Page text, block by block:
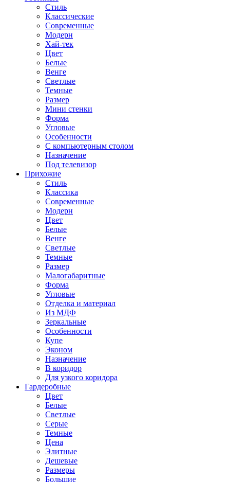
Стиль
Классические
Современные
Модерн
Хай-тек
Цвет
Белые
Венге
Светлые
Темные
Размер
Мини стенки
Форма
Угловые
Особенности
С компьютерным столом
Назначение
Под телевизор
Прихожие
Стиль
Классика
Современные
Модерн
Цвет
Белые
Венге
Светлые
Темные
Размер
Малогабаритные
Форма
Угловые
Отделка и материал
Из МДФ
Зеркальные
Особенности
Купе
Эконом
Назначение
В коридор
Для узкого коридора
Гардеробные
Цвет
Белые
Светлые
Серые
Темные
Цена
Элитные
Дешевые
Размеры
Большие